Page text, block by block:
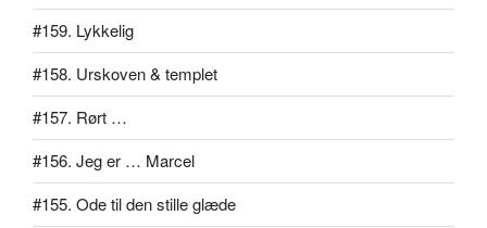
#159. Lykkelig
#158. Urskoven & templet
#157. Rørt …
#156. Jeg er … Marcel
#155. Ode til den stille glæde